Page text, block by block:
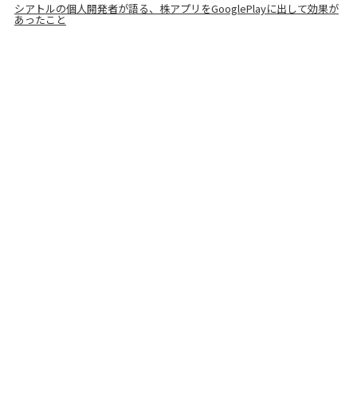
シアトルの個人開発者が語る、株アプリをGooglePlayに出して効果が
あったこと